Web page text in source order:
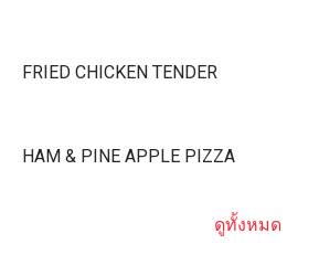
FRIED CHICKEN TENDER
HAM & PINE APPLE PIZZA
ดูทั้งหมด